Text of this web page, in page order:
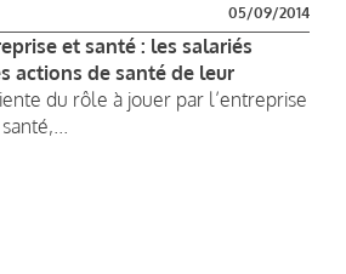
05/09/2014
et santé : les salariés
actions de santé de leur
du rôle à jouer par l’entreprise